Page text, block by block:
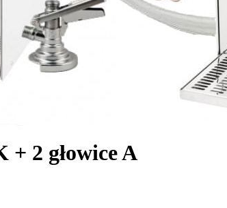
2 głowice A